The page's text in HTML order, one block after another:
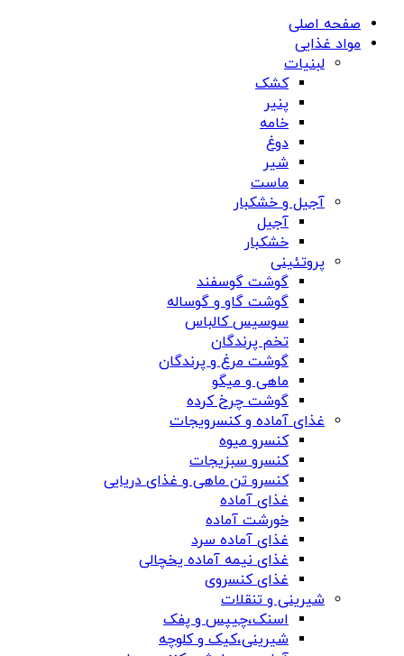
صفحه اصلی
مواد غذایی
لبنیات
کشک
پنیر
خامه
دوغ
شیر
ماست
آجیل و خشکبار
آجیل
خشکبار
پروتئینی
گوشت گوسفند
گوشت گاو و گوساله
سوسیس کالباس
تخم پرندگان
گوشت مرغ و پرندگان
ماهی و میگو
گوشت چرخ کرده
غذای آماده و کنسرویجات
کنسرو میوه
کنسرو سبزیجات
کنسرو تن ماهی و غذای دریایی
غذای آماده
خورشت آماده
غذای آماده سرد
غذای نیمه آماده یخچالی
غذای کنسروی
شیرینی و تنقلات
اسنک،چیپس و پفک
شیرینی،کیک و کلوچه